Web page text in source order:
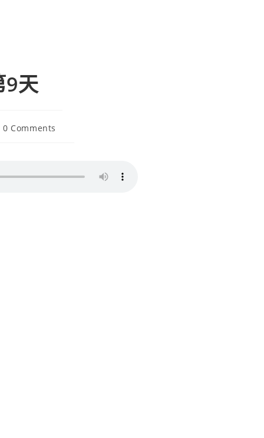
9天
0 Comments